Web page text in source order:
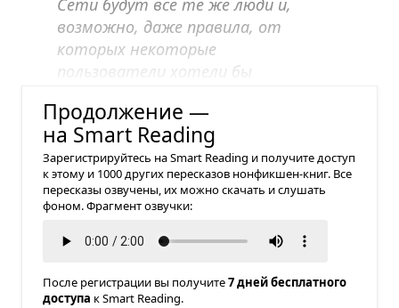
Сети будут все те же люди и,
возможно, даже правила, от
которых некоторые
пользователи хотели бы
Продолжение —
на Smart Reading
Зарегистрируйтесь на Smart Reading и получите доступ
к этому и 1000 других пересказов нонфикшен-книг. Все
пересказы озвучены, их можно скачать и слушать
фоном. Фрагмент озвучки:
После регистрации вы получите7 дней бесплатного
доступа к Smart Reading.